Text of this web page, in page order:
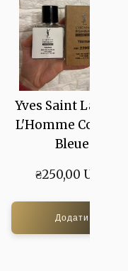
Yves Saint
L'Homme Cologne
Bleue
₴250,00 UAH
Додати